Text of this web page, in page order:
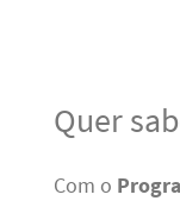
Quer
Com o